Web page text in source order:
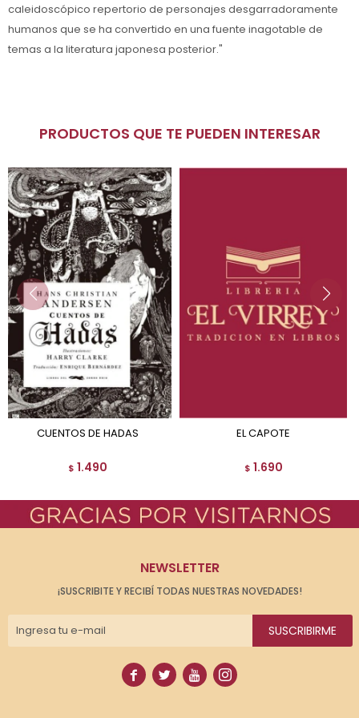
caleidoscópico repertorio de personajes desgarradoramente
humanos que se ha convertido en una fuente inagotable de
temas a la literatura japonesa posterior."
PRODUCTOS QUE TE PUEDEN INTERESAR
CUENTOS DE HADAS
$ 1.490
EL CAPOTE
$ 1.690
NEWSLETTER
¡SUSCRIBITE Y RECIBÍ TODAS NUESTRAS NOVEDADES!
SUSCRIBIRME
   